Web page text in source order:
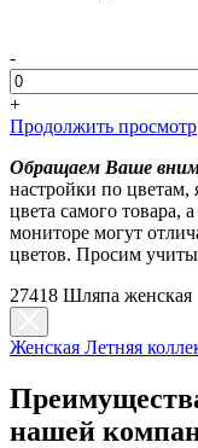
-
+
Продолжить просмотр
Обращаем Ваше
настройки по цветам,
цвета самого товара,
мониторе могут
цветов. Просим
27418 Шляпа женская
Женская Летняя
нашей